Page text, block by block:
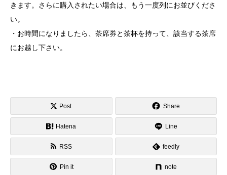
きます。さらに購入されたい場合は、もう一度列にお並びくださ
い。
・お時間になりましたら、茶席券と茶杯を持って、該当する茶席
にお越し下さい。
Post Share
Hatena Line
RSS feedly
Pin it note